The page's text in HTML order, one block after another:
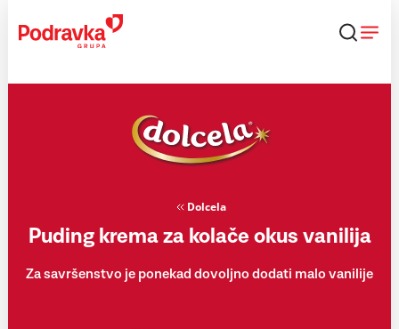
content
Dolcela
Puding krema za kolače okus vanilija
Za savršenstvo je ponekad dovoljno dodati malo vanilije